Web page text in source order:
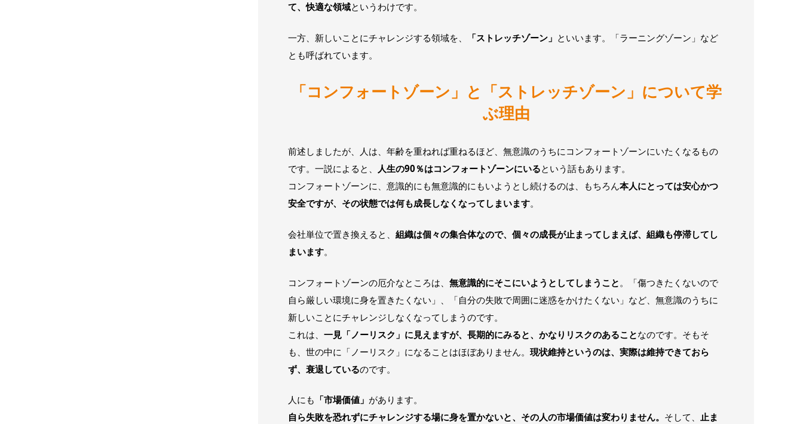
て、快適な領域というわけです。
一方、新しいことにチャレンジする領域を、 「ストレッチゾーン」 といいます。「ラーニングゾーン」など
とも呼ばれています。
「コンフォートゾーン」と「ストレッチゾーン」について学
ぶ理由
前述しましたが、人は、年齢を重ねれば重ねるほど、無意識のうちにコンフォートゾーンにいたくなるもの
です。一説によると、
人生の90％はコンフォートゾーンにいるという話もあります。
コンフォートゾーンに、意識的にも無意識的にもいようとし続けるのは、もちろん本人にとっては安心かつ
安全ですが、その状態では何も成長しなくなってしまいます。
会社単位で置き換えると、組織は個々の集合体なので、個々の成長が止まってしまえば、組織も停滞してし
まいます。
コンフォートゾーンの厄介なところは、無意識的にそこにいようとしてしまうこと 。「傷つきたくないので
自ら厳しい環境に身を置きたくない」、「自分の失敗で周囲に迷惑をかけたくない」など、無意識のうちに
新しいことにチャレンジしなくなってしまうのです。
これは、一見「ノーリスク」に見えますが、長期的にみると、かなりリスクのあることなのです。そもそ
も、世の中に「ノーリスク」になることはほぼありません。現状維持というのは、実際は維持できておら
ず、衰退しているのです。
人にも 「市場価値」 があります。
自ら失敗を恐れずにチャレンジする場に身を置かないと、その人の市場価値は変わりません。 そして、止ま